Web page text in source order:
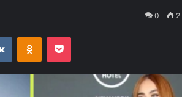
0 2
VKontakteOdnoklassniki
Pocket